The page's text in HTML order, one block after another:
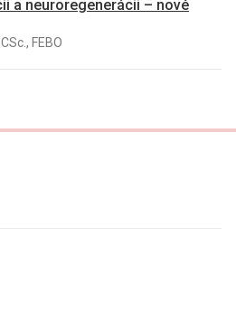
a neuroregenerácii – nové
FEBO